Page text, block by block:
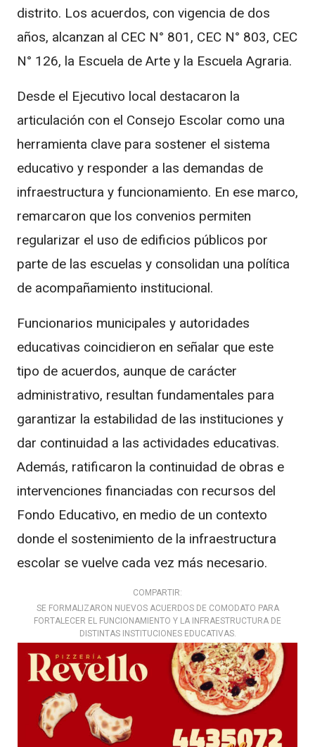
distrito. Los acuerdos, con vigencia de dos
años, alcanzan al CEC N° 801, CEC N° 803, CEC
N° 126, la Escuela de Arte y la Escuela Agraria.
Desde el Ejecutivo local destacaron la
articulación con el Consejo Escolar como una
herramienta clave para sostener el sistema
educativo y responder a las demandas de
infraestructura y funcionamiento. En ese marco,
remarcaron que los convenios permiten
regularizar el uso de edificios públicos por
parte de las escuelas y consolidan una política
de acompañamiento institucional.
Funcionarios municipales y autoridades
educativas coincidieron en señalar que este
tipo de acuerdos, aunque de carácter
administrativo, resultan fundamentales para
garantizar la estabilidad de las instituciones y
dar continuidad a las actividades educativas.
Además, ratificaron la continuidad de obras e
intervenciones financiadas con recursos del
Fondo Educativo, en medio de un contexto
donde el sostenimiento de la infraestructura
escolar se vuelve cada vez más necesario.
COMPARTIR:
SE FORMALIZARON NUEVOS ACUERDOS DE COMODATO PARA
FORTALECER EL FUNCIONAMIENTO Y LA INFRAESTRUCTURA DE
DISTINTAS INSTITUCIONES EDUCATIVAS.